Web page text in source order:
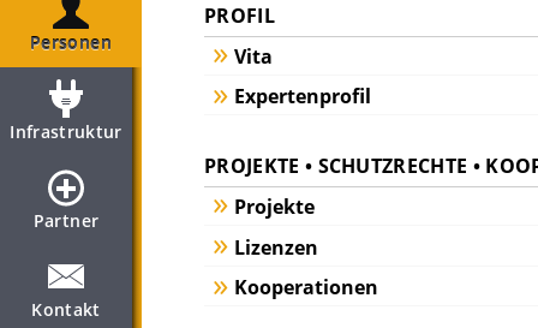
Personen
Infrastruktur
Partner
Kontakt
PROFIL
Vita
Expertenprofil
PROJEKTE • SCHUTZRECHTE •
Projekte
Lizenzen
Kooperationen